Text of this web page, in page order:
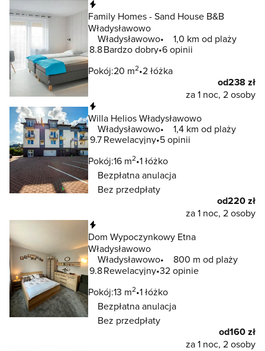
Family Homes - Sand House B&B
Władysławowo
Władysławowo
1,0 km od plaży
8.8Bardzo dobry 6 opinii
Pokój:20 m2 2 łóżka
od238 zł
za 1 noc, 2 osoby
Willa Helios Władysławowo
Władysławowo
1,4 km od plaży
9.7Rewelacyjny 5 opinii
Pokój:16 m2 1 łóżko
Bezpłatna anulacja
Bez przedpłaty
od220 zł
za 1 noc, 2 osoby
Dom Wypoczynkowy Etna
Władysławowo
Władysławowo
800 m od plaży
9.8Rewelacyjny 32 opinie
Pokój:13 m2 1 łóżko
Bezpłatna anulacja
Bez przedpłaty
od160 zł
za 1 noc, 2 osoby